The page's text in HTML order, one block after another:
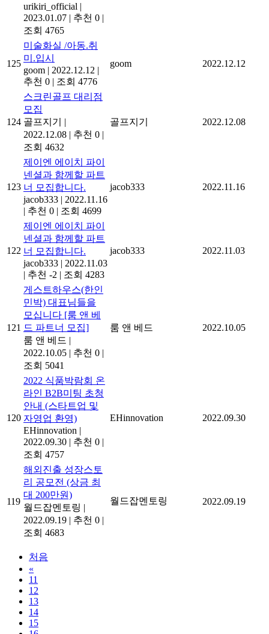
urikiri_official |
2023.01.07 | 추천 0 |
조회 4765
125
미술화실 /아동.취
미.입시
goom | 2022.12.12 |
추천 0 | 조회 4776
goom 2022.12.12
124
스크린골프 대리점
모집
골프지기
|
2022.12.08 | 추천 0 |
조회 4632
골프지기 2022.12.08
123
제이엔 에이치 파이
넨셜과 함께할 파트
너 모집합니다.
jacob333 | 2022.11.16
| 추천 0 | 조회 4699
jacob333 2022.11.16
122
제이엔 에이치 파이
넨셜과 함께할 파트
너 모집합니다.
jacob333 | 2022.11.03
| 추천 -2 | 조회 4283
jacob333 2022.11.03
121
게스트하우스(한인
민박) 대표님들을
모십니다 [룸 앤 베
드 파트너 모집]
룸 앤 베드 |
2022.10.05 | 추천 0 |
조회 5041
룸 앤 베드 2022.10.05
120
2022 식품박람회 온
라인 B2B미팅 초청
안내 (스타트업 및
자영업 환영)
EHinnovation |
2022.09.30 | 추천 0 |
조회 4757
EHinnovation 2022.09.30
119
해외진출 성장스토
리 공모전 (상금 최
대 200만원)
월드잡멘토링 |
2022.09.19 | 추천 0 |
조회 4683
월드잡멘토링 2022.09.19
처음
«
11
12
13
14
15